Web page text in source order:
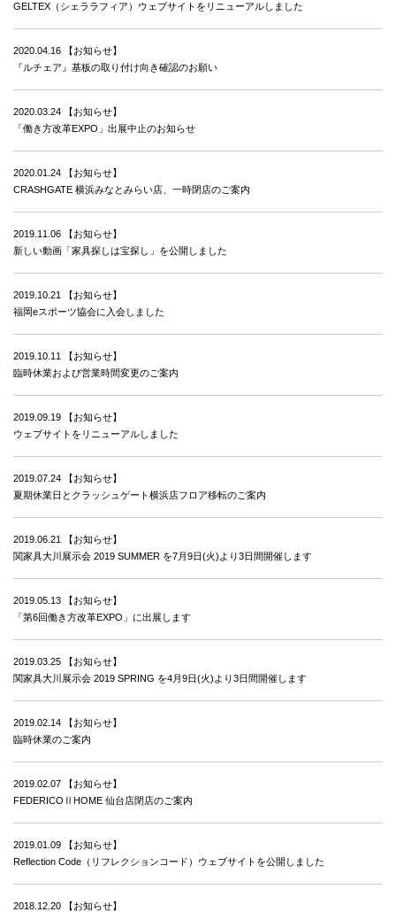
GELTEX（シェララフィア）ウェブサイトをリニューアルしました
2020.04.16
【お知らせ】
『ルチェア』基板の取り付け向き確認のお願い
2020.03.24
【お知らせ】
「働き方改革EXPO」出展中止のお知らせ
2020.01.24
【お知らせ】
CRASHGATE 横浜みなとみらい店、一時閉店のご案内
2019.11.06
【お知らせ】
新しい動画「家具探しは宝探し」を公開しました
2019.10.21
【お知らせ】
福岡eスポーツ協会に入会しました
2019.10.11
【お知らせ】
臨時休業および営業時間変更のご案内
2019.09.19
【お知らせ】
ウェブサイトをリニューアルしました
2019.07.24
【お知らせ】
夏期休業日とクラッシュゲート横浜店フロア移転のご案内
2019.06.21
【お知らせ】
関家具大川展示会 2019 SUMMER を7月9日(火)より3日間開催します
2019.05.13
【お知らせ】
「第6回働き方改革EXPO」に出展します
2019.03.25
【お知らせ】
関家具大川展示会 2019 SPRING を4月9日(火)より3日間開催します
2019.02.14
【お知らせ】
臨時休業のご案内
2019.02.07
【お知らせ】
FEDERICOⅡHOME 仙台店閉店のご案内
2019.01.09
【お知らせ】
Reflection Code（リフレクションコード）ウェブサイトを公開しました
2018.12.20
【お知らせ】